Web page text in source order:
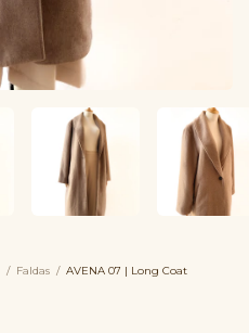
/ Faldas / AVENA 07 | Long Coat